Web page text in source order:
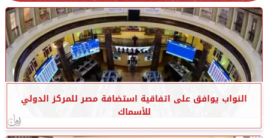
النواب يوافق على اتفاقية استضافة مصر للمركز الدولي
للأسماك